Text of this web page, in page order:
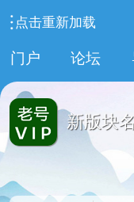
点击重新加载
门户 论坛
新版块